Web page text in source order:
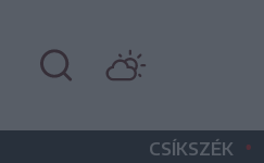
CSÍKSZÉK •